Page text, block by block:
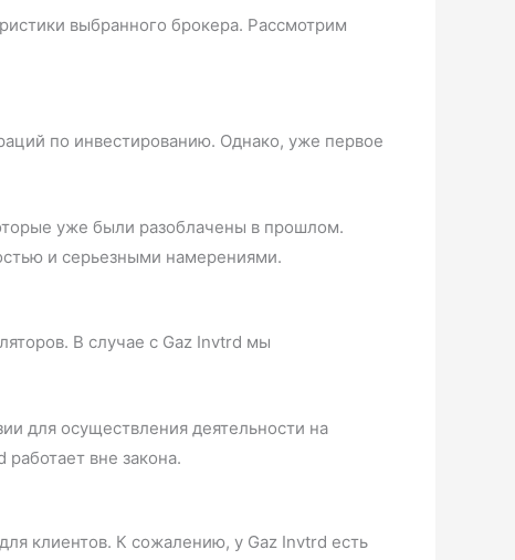
выбранного брокера. Рассмотрим
по инвестированию. Однако, уже первое
уже были разоблачены в прошлом.
и серьезными намерениями.
В случае с Gaz Invtrd мы
для осуществления деятельности на
вне закона.
клиентов. К сожалению, у Gaz Invtrd есть